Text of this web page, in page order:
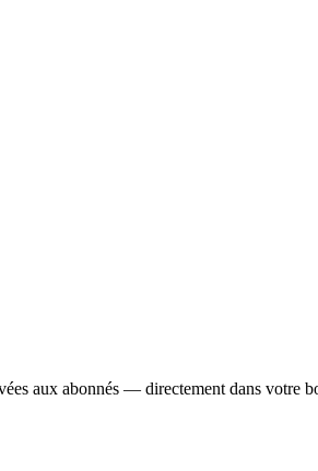
aux abonnés — directement dans votre